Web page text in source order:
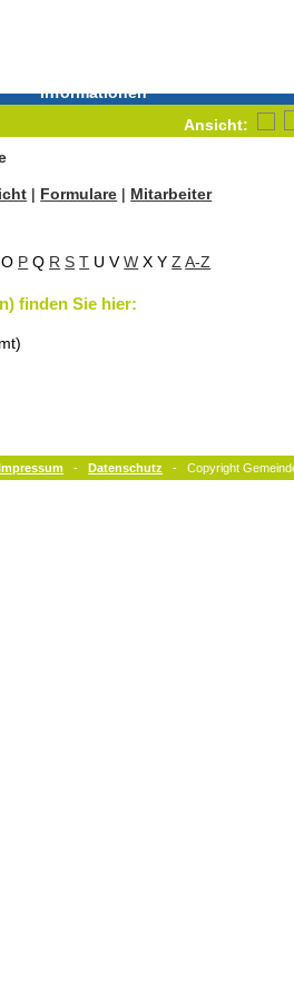
Informationen
Ansicht:
| Formulare | Mitarbeiter
O P Q R S T U V W X Y Z A-Z
finden Sie hier:
)
-Datenschutz - Copyright